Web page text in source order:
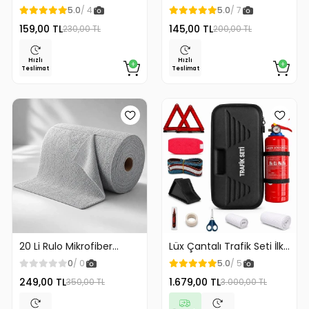
Kağıdı Askılığı
5.0/ 4
159,00 TL230,00 TL
Hızlı
Teslimat
Klozet Kaldırma Aparatı
Gold Renk
5.0/ 7
145,00 TL200,00 TL
Hızlı
Teslimat
20 Li Rulo Mikrofiber
Temizlik Bezi 25x25 cm
Çok Amaçlı Kopart Kullan
Kaliteli
0/ 0
249,00 TL350,00 TL
Lüx Çantalı Trafik Seti İlk
Yardım Seti 1 Kg Yangın
Söndürme Tüplü Tüvtürk
Uyumlu
5.0/ 5
1.679,00 TL3.000,00 TL